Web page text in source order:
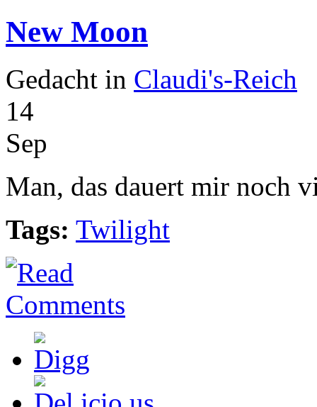
New Moon
Gedacht in Claudi's-Reich
14
Sep
Man, das dauert mir noch
Tags: Twilight